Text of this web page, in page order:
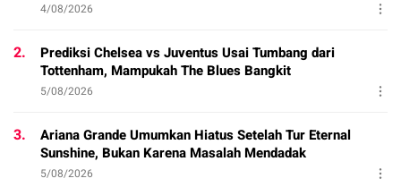
4/08/2026
2.
Prediksi Chelsea vs Juventus Usai Tumbang dari
Tottenham, Mampukah The Blues Bangkit
5/08/2026
3.
Ariana Grande Umumkan Hiatus Setelah Tur Eternal
Sunshine, Bukan Karena Masalah Mendadak
5/08/2026